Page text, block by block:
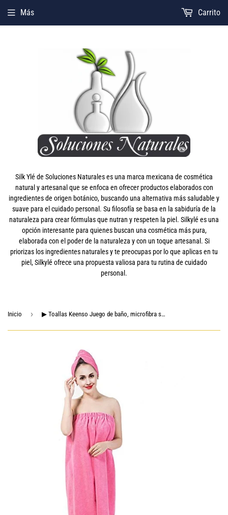
Silk Ylé de Soluciones Naturales es una marca mexicana de cosmética
natural y artesanal que se enfoca en ofrecer productos elaborados con
ingredientes de origen botánico, buscando una alternativa más saludable y
suave para el cuidado personal. Su filosofía se basa en la sabiduría de la
naturaleza para crear fórmulas que nutran y respeten la piel. Silkylé es una
opción interesante para quienes buscan una cosmética más pura,
elaborada con el poder de la naturaleza y con un toque artesanal. Si
priorizas los ingredientes naturales y te preocupas por lo que aplicas en tu
piel, Silkylé ofrece una propuesta valiosa para tu rutina de cuidado
personal.
Más Carrito
Inicio › ▶ Toallas Keenso Juego de baño, microfibra suave, para mujer, toalla de spa, falda de ducha con gorro de secado rápido para gimnasio, spa, sauna, sala de vapor, taquilla (rojo rosa)